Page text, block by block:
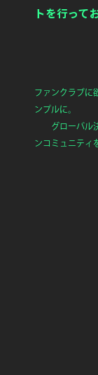
トを行って
ファンクラブに
ンプルに。
グローバル決
ンコミュニティ